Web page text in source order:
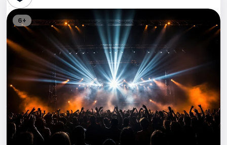
Стендап
Выставки
Квесты
Экскурсии
Спорт
События
6+